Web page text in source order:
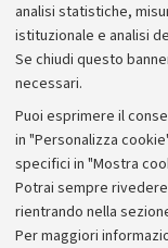
analisi statistiche,
istituzionale e analisi
Se chiudi questo
necessari.
Puoi esprimere il
in "Personalizza
specifici in "Mostra
Potrai sempre
rientrando nella
Per maggiori